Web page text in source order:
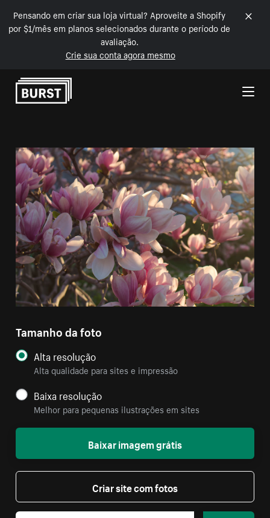
Pensando em criar sua loja virtual? Aproveite a Shopify
por $1/mês em planos selecionados durante o período de
avaliação.
Crie sua conta agora mesmo
Pular para o conteúdo
Tamanho da foto
Alta resolução
Alta qualidade para sites e impressão
Baixa resolução
Melhor para pequenas ilustrações em sites
Baixar imagem grátis
Criar site com fotos